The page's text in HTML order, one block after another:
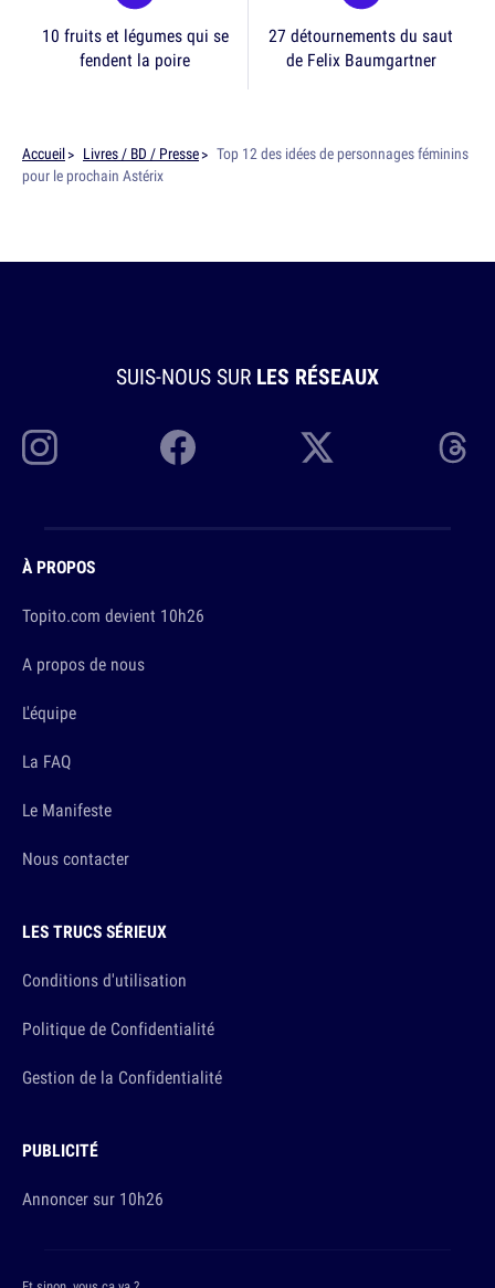
10 fruits et légumes qui se
fendent la poire
27 détournements du saut
de Felix Baumgartner
Accueil Livres / BD / Presse
Top 12 des idées de personnages féminins
pour le prochain Astérix
SUIS-NOUS SUR LES RÉSEAUX
À PROPOS
Topito.com devient 10h26
A propos de nous
L'équipe
La FAQ
Le Manifeste
Nous contacter
LES TRUCS SÉRIEUX
Conditions d'utilisation
Politique de Confidentialité
Gestion de la Confidentialité
PUBLICITÉ
Annoncer sur 10h26